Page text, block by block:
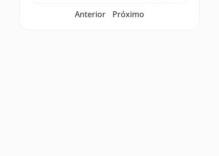
Anterior Próximo